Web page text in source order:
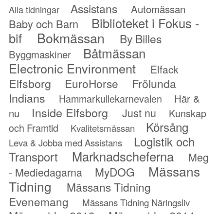
Alla tidningar Assistans Automässan
Baby och Barn
Biblioteket i Fokus -
bif
Bokmässan By Billes
Byggmaskiner Båtmässan
Electronic Environment Elfack
Elfsborg EuroHorse
Frölunda
Indians
Hammarkullekarnevalen
Här &
nu
Inside Elfsborg Just nu
Kunskap
och Framtid
Kvalitetsmässan Körsång
Leva & Jobba med Assistans
Logistik och
Transport
Marknadscheferna
Meg
- Mediedagarna
MyDOG
Mässans
Tidning
Mässans Tidning
Evenemang
Mässans Tidning Näringsliv